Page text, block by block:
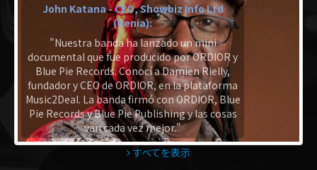
John Katana - CEO, Showbiz Info Ltd
(Kenia):
"Nuestra banda ha lanzado un mini
documental que fue producido por ORDIOR y
Blue Pie Records. Conocí a Damien Rielly,
fundador y CEO de ORDIOR, en la plataforma
Music2Deal. La banda firmó con ORDIOR, Blue
Pie Records y Blue Pie Publishing y las cosas
van cada vez mejor."
すべてを表示